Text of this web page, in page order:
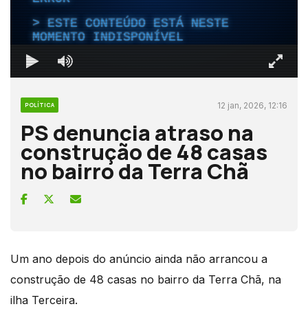
ESTE CONTEÚDO ESTÁ NESTE
MOMENTO INDISPONÍVEL
POLÍTICA 12 jan, 2026, 12:16
PS denuncia atraso na
construção de 48 casas
no bairro da Terra Chã
Um ano depois do anúncio ainda não arrancou a
construção de 48 casas no bairro da Terra Chã, na
ilha Terceira.